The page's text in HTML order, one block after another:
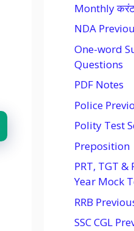
Monthly
NDA
One-word
Questions
PDF Notes
Police
Polity Test
Preposition
PRT, TGT &
Year Mock
RRB
SSC CGL